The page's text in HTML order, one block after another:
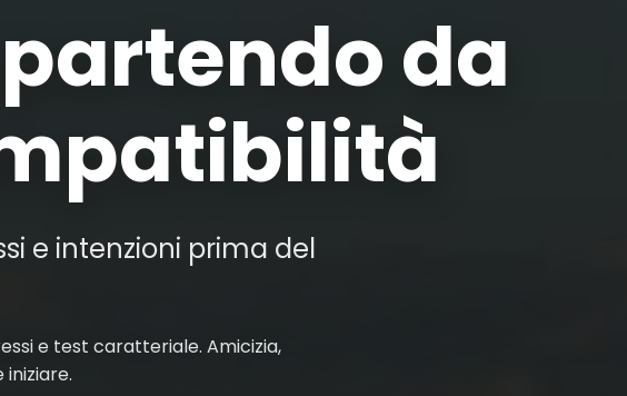
da
e intenzioni prima del
e test caratteriale. Amicizia,